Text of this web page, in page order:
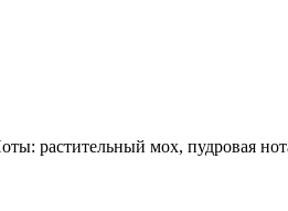
растительный мох, пудровая